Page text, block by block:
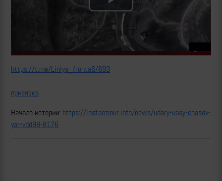
Play
Video
https://t.me/Liniya_fronta6/693
привязка
Начало истории: https://lostarmour.info/news/udary-uasy-chasov-
yar-vdd98-8176